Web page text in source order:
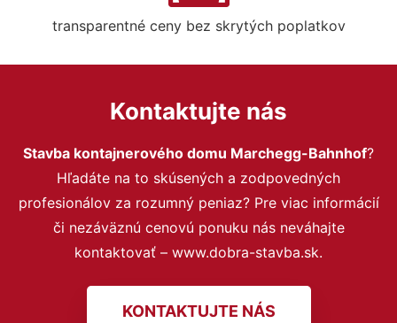
transparentné ceny bez skrytých poplatkov
Kontaktujte nás
Stavba kontajnerového domu Marchegg-Bahnhof?
Hľadáte na to skúsených a zodpovedných
profesionálov za rozumný peniaz? Pre viac informácií
či nezáväznú cenovú ponuku nás neváhajte
kontaktovať – www.dobra-stavba.sk.
KONTAKTUJTE NÁS